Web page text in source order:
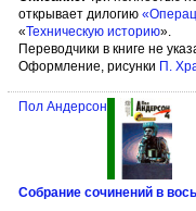
открывает дилогию
«Техническую историю».
Переводчики в книге не
Оформление, рисунки П.
Пол Андерсон
Собрание сочинений в